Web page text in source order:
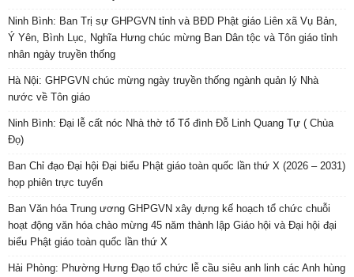
Ninh Bình: Ban Trị sự GHPGVN tỉnh và BĐD Phật giáo Liên xã Vụ Bản,
Ý Yên, Bình Lục, Nghĩa Hưng chúc mừng Ban Dân tộc và Tôn giáo tỉnh
nhân ngày truyền thống
Hà Nội: GHPGVN chúc mừng ngày truyền thống ngành quản lý Nhà
nước về Tôn giáo
Ninh Bình: Đại lễ cất nóc Nhà thờ tổ Tổ đình Đỗ Linh Quang Tự ( Chùa
Đọ)
Ban Chỉ đạo Đại hội Đại biểu Phật giáo toàn quốc lần thứ X (2026 – 2031)
họp phiên trực tuyến
Ban Văn hóa Trung ương GHPGVN xây dựng kế hoạch tổ chức chuỗi
hoạt động văn hóa chào mừng 45 năm thành lập Giáo hội và Đại hội đại
biểu Phật giáo toàn quốc lần thứ X
Hải Phòng: Phường Hưng Đạo tổ chức lễ cầu siêu anh linh các Anh hùng